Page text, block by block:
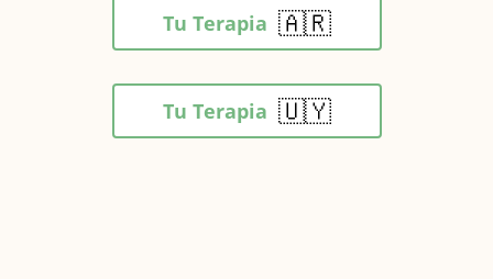
Tu Terapia 🇦🇷
Tu Terapia 🇺🇾